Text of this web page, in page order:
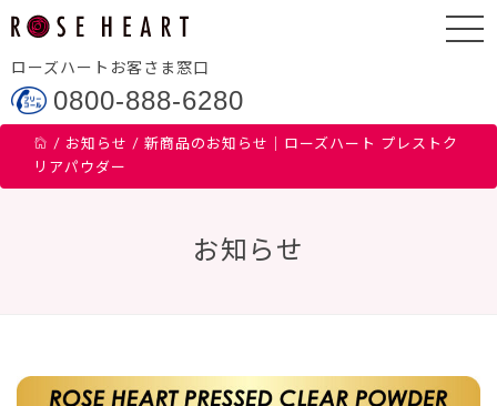
ローズハートお客さま窓口
0800-888-6280
/ お知らせ / 新商品のお知らせ｜ローズハート プレストク
リアパウダー
お知らせ